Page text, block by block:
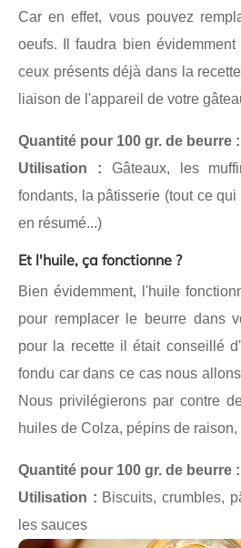
Car en effet, vous pouvez
oeufs. Il faudra bien
ceux présents déjà dans la
liaison de l'appareil de votre
Quantité pour 100 gr. de beurre :
Utilisation : Gâteaux, les
fondants, la pâtisserie (tout ce
en résumé...)
Et l'huile, ça fonctionne ?
Bien évidemment, l'huile
pour remplacer le beurre dans
pour la recette il était conseillé
fondu car dans ce cas nous
Nous privilégierons par contre
huiles de Colza, pépins de
Quantité pour 100 gr. de beurre :
Utilisation : Biscuits, crumbles,
les sauces